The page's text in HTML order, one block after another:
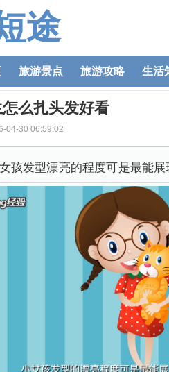
途
旅游景点 旅游攻略 生活
么扎头发好看
04-30 06:59:02
孩发型漂亮的程度可是最能展